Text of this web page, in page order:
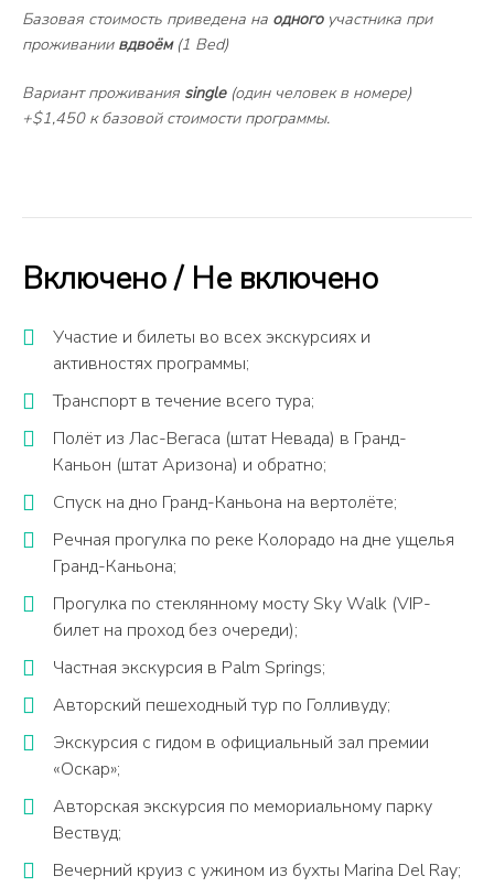
Базовая стоимость приведена на одногоучастника при
проживании вдвоём(1 Bed)
Вариант проживания single(один человек в номере)
+$1,450 к базовой стоимости программы.
Включено / Не включено
Участие и билеты во всех экскурсиях и
активностях программы;
Транспорт в течение всего тура;
Полёт из Лас-Вегаса (штат Невада) в Гранд-
Каньон (штат Аризона) и обратно;
Спуск на дно Гранд-Каньона на вертолёте;
Речная прогулка по реке Колорадо на дне ущелья
Гранд-Каньона;
Прогулка по стеклянному мосту Sky Walk (VIP-
билет на проход без очереди);
Частная экскурсия в Palm Springs;
Авторский пешеходный тур по Голливуду;
Экскурсия с гидом в официальный зал премии
«Оскар»;
Авторская экскурсия по мемориальному парку
Вествуд;
Вечерний круиз с ужином из бухты Marina Del Ray;